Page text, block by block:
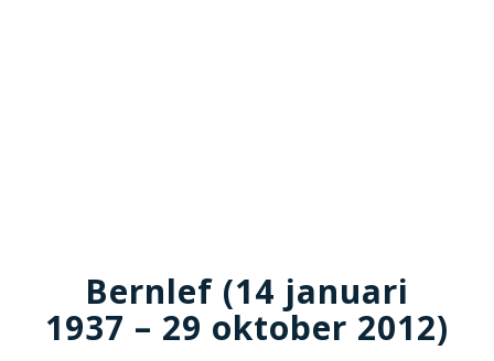
Bernlef (14 januari
1937 – 29 oktober 2012)